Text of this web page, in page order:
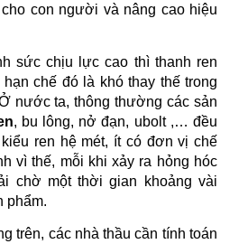
con người và nâng cao hiệu
sức chịu lực cao thì thanh ren
chế đó là khó thay thế trong
nước ta, thông thường các sản
, bu lông, nở đạn, ubolt ,… đều
ren hệ mét, ít có đơn vị chế
vì thế, mỗi khi xảy ra hỏng hóc
chờ một thời gian khoảng vài
phẩm.
trên, các nhà thầu cần tính toán